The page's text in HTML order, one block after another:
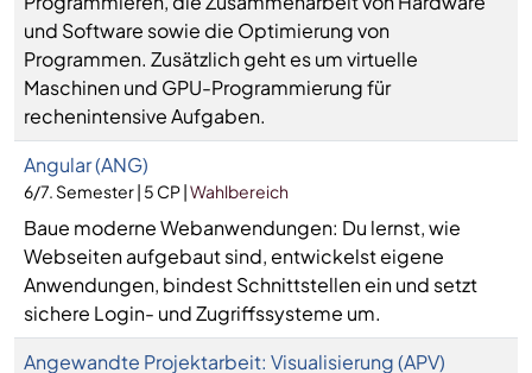
und Software sowie die Optimierung von
Programmen. Zusätzlich geht es um virtuelle
Maschinen und GPU-Programmierung für
rechenintensive Aufgaben.
Angular (ANG)
6/7. Semester | 5 CP |Wahlbereich
Baue moderne Webanwendungen: Du lernst, wie
Webseiten aufgebaut sind, entwickelst eigene
Anwendungen, bindest Schnittstellen ein und setzt
sichere Login- und Zugriffssysteme um.
Angewandte Projektarbeit: Visualisierung (APV)